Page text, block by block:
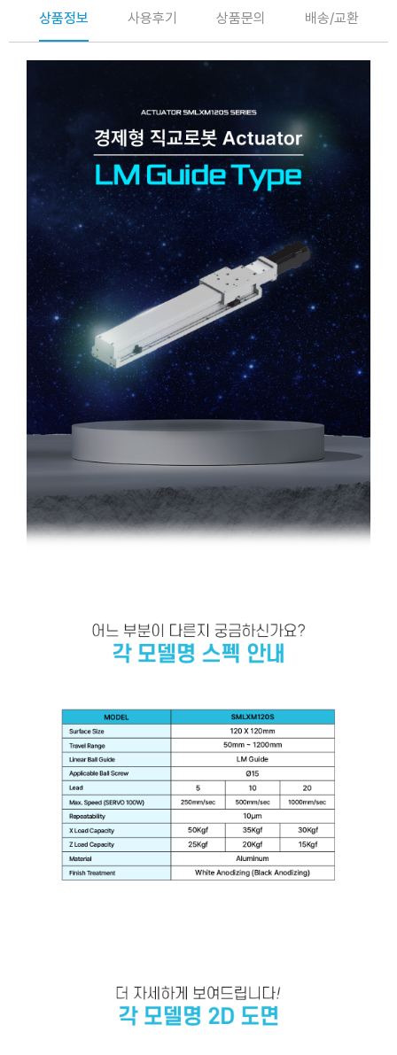
상품정보 사용후기 상품문의 배송/교환